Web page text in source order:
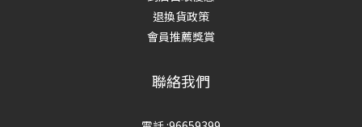
退換貨政策
會員推薦獎賞
聯絡我們